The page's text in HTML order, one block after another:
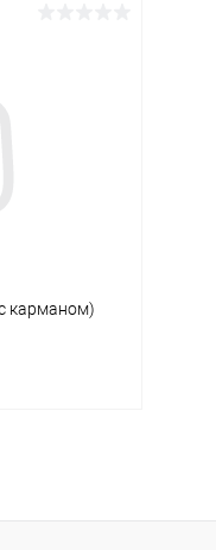
карманом)